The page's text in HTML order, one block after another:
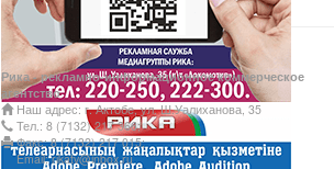
Деловые новости
Обзор событий деловой
Казахстана.
Құмсағат
"Құмсағат" - апта бойы
Рика - рекламно-информационное коммерческое
агентство
Наш адрес: г. Актобе, ул. Ш.Уалиханова, 35
Тел.: 8 (7132) 217 366;
Факс: 8 (7132) 217 015;
Email: rikatv@inbox.ru